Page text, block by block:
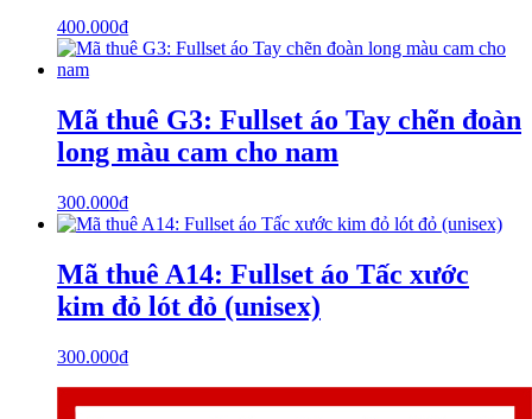
400.000₫
Mã thuê G3: Fullset áo Tay chẽn đoàn
long màu cam cho nam
300.000₫
Mã thuê A14: Fullset áo Tấc xước
kim đỏ lót đỏ (unisex)
300.000₫